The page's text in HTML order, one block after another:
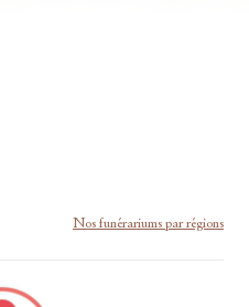
Nos funérariums par régions